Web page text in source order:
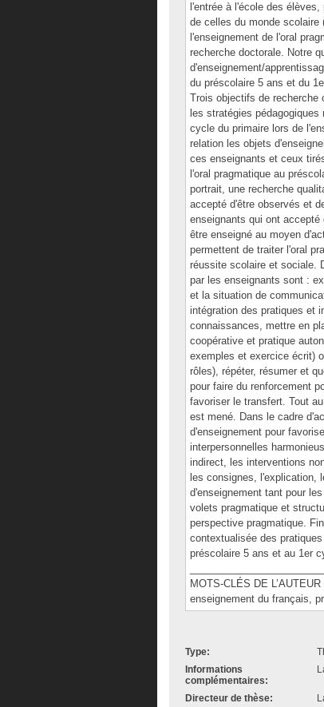
l'entrée à l'école des
de celles du monde scolaire
l'enseignement de l'oral
recherche doctorale. Notre
d'enseignement/
du préscolaire 5 ans et du
Trois objectifs de recherche
les stratégies
cycle du primaire lors de
relation les objets
ces enseignants et ceux
l'oral pragmatique au
portrait, une recherche
accepté d'être observés et
enseignants qui ont accepté
être enseigné au moyen
permettent de traiter l'oral
réussite scolaire et sociale.
par les enseignants sont :
et la situation de
intégration des pratiques et
connaissances, mettre en
coopérative et pratique
exemples et exercice écrit)
rôles), répéter, résumer et
pour faire du renforcement
favoriser le transfert. Tout
est mené. Dans le cadre
d'enseignement pour
interpersonnelles
indirect, les interventions
les consignes, l'explication,
d'enseignement tant pour
volets pragmatique et
perspective pragmatique.
contextualisée des
préscolaire 5 ans et au 1er
MOTS-CLÉS DE
enseignement du français,
Type:
Informations
complémentaires:
Directeur de thèse: